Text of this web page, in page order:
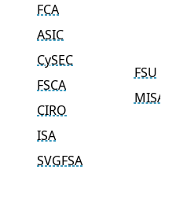
FCA
ASIC
CySEC
FSCA
CIRO
ISA
SVGFSA
FSU
MISA